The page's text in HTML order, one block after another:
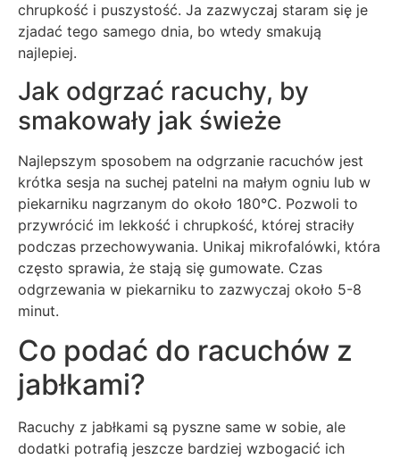
chrupkość i puszystość. Ja zazwyczaj staram się je
zjadać tego samego dnia, bo wtedy smakują
najlepiej.
Jak odgrzać racuchy, by
smakowały jak świeże
Najlepszym sposobem na odgrzanie racuchów jest
krótka sesja na suchej patelni na małym ogniu lub w
piekarniku nagrzanym do około 180°C. Pozwoli to
przywrócić im lekkość i chrupkość, której straciły
podczas przechowywania. Unikaj mikrofalówki, która
często sprawia, że stają się gumowate. Czas
odgrzewania w piekarniku to zazwyczaj około 5-8
minut.
Co podać do racuchów z
jabłkami?
Racuchy z jabłkami są pyszne same w sobie, ale
dodatki potrafią jeszcze bardziej wzbogacić ich